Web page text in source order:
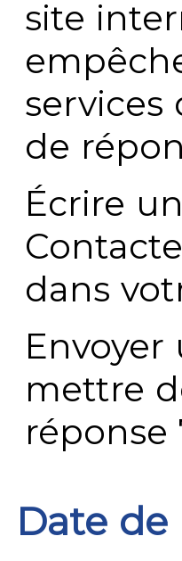
site
services
de
Écrire
dans
mettre
réponse
Date